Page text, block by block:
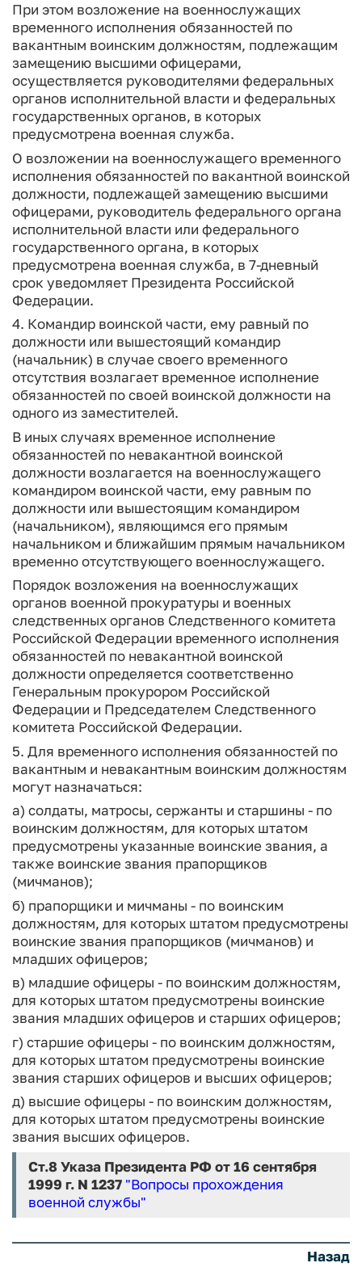
При этом возложение на военнослужащих
временного исполнения обязанностей по
вакантным воинским должностям, подлежащим
замещению высшими офицерами,
осуществляется руководителями федеральных
органов исполнительной власти и федеральных
государственных органов, в которых
предусмотрена военная служба.
О возложении на военнослужащего временного
исполнения обязанностей по вакантной воинской
должности, подлежащей замещению высшими
офицерами, руководитель федерального органа
исполнительной власти или федерального
государственного органа, в которых
предусмотрена военная служба, в 7-дневный
срок уведомляет Президента Российской
Федерации.
4. Командир воинской части, ему равный по
должности или вышестоящий командир
(начальник) в случае своего временного
отсутствия возлагает временное исполнение
обязанностей по своей воинской должности на
одного из заместителей.
В иных случаях временное исполнение
обязанностей по невакантной воинской
должности возлагается на военнослужащего
командиром воинской части, ему равным по
должности или вышестоящим командиром
(начальником), являющимся его прямым
начальником и ближайшим прямым начальником
временно отсутствующего военнослужащего.
Порядок возложения на военнослужащих
органов военной прокуратуры и военных
следственных органов Следственного комитета
Российской Федерации временного исполнения
обязанностей по невакантной воинской
должности определяется соответственно
Генеральным прокурором Российской
Федерации и Председателем Следственного
комитета Российской Федерации.
5. Для временного исполнения обязанностей по
вакантным и невакантным воинским должностям
могут назначаться:
а) солдаты, матросы, сержанты и старшины - по
воинским должностям, для которых штатом
предусмотрены указанные воинские звания, а
также воинские звания прапорщиков
(мичманов);
б) прапорщики и мичманы - по воинским
должностям, для которых штатом предусмотрены
воинские звания прапорщиков (мичманов) и
младших офицеров;
в) младшие офицеры - по воинским должностям,
для которых штатом предусмотрены воинские
звания младших офицеров и старших офицеров;
г) старшие офицеры - по воинским должностям,
для которых штатом предусмотрены воинские
звания старших офицеров и высших офицеров;
д) высшие офицеры - по воинским должностям,
для которых штатом предусмотрены воинские
звания высших офицеров.
Ст.8Указа Президента РФ от 16 сентября
1999 г. N 1237 "Вопросы прохождения
военной службы"
Назад